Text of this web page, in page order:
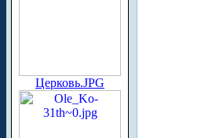
Церковь.JPG